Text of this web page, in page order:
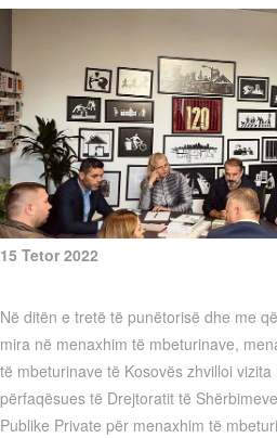
15 Tetor 2022
Në ditën e tretë të punëtorisë dhe me
mira në menaxhim të mbeturinave,
të mbeturinave të Kosovës zhvilloi
përfaqësues të Drejtoratit të
Publike Private për menaxhim të